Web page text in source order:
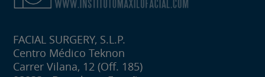
FACIAL SURGERY, S.L.P.
Centro Médico Teknon
Carrer Vilana, 12 (Off. 185)